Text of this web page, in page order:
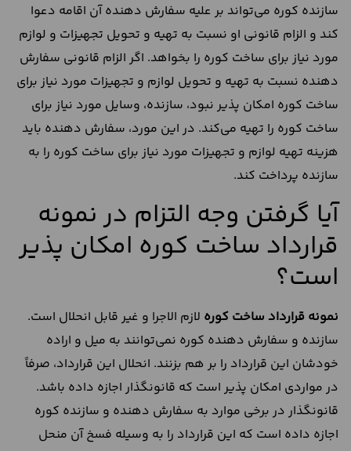
سازنده کوره می‌تواند بر علیه سفارش دهنده آن اقامه دعوا
کند و الزام قانونی او نسبت به تهیه و تحویل تجهیزات و لوازم
مورد نیاز برای ساخت کوره را بخواهد. اگر الزام قانونی سفارش
دهنده نسبت به تهیه و تحویل لوازم و تجهیزات مورد نیاز برای
ساخت کوره امکان پذیر نبود، سازنده، وسایل مورد نیاز برای
ساخت کوره را تهیه می‌کند. در این مورد، سفارش دهنده باید
هزینه تهیه لوازم و تجهیزات مورد نیاز برای ساخت کوره را به
سازنده پرداخت کند.
آیا گرفتن وجه التزام در نمونه
قرارداد ساخت کوره امکان پذیر
است؟
نمونه قرارداد ساخت کوره لازم الاجرا و غیر قابل انحلال است.
سازنده و سفارش دهنده کوره نمی‌توانند به میل و اراده
خودشان این قرارداد را بر هم بزنند. انحلال این قرارداد، صرفاً
در مواردی امکان پذیر است که قانونگذار اجازه داده باشد.
قانونگذار در برخی موارد به سفارش دهنده و سازنده کوره
اجازه داده است که این قرارداد را به وسیله فسخ آن منحل